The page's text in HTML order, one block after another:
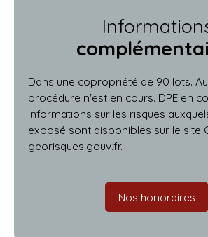
Dans une copropriété de 90 lots.
procédure n'est en cours. DPE en
informations sur les risques
exposé sont disponibles sur le site
georisques.gouv.fr.
Nos honoraires